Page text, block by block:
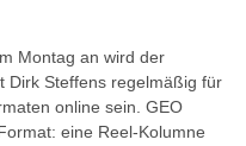
Montag an wird der
Dirk Steffens regelmäßig für
online sein. GEO
eine Reel-Kolumne